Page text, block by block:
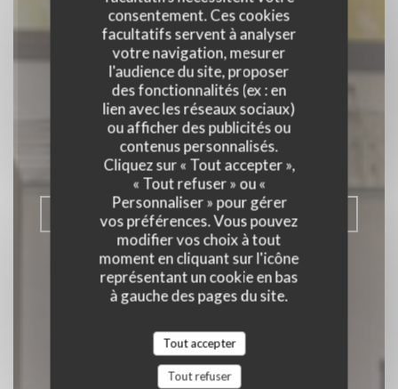
consentement. Ces cookies
facultatifs servent à analyser
votre navigation, mesurer
l'audience du site, proposer
des fonctionnalités (ex : en
lien avec les réseaux sociaux)
ou afficher des publicités ou
contenus personnalisés.
Cliquez sur « Tout accepter »,
« Tout refuser » ou «
Personnaliser » pour gérer
vos préférences. Vous pouvez
modifier vos choix à tout
moment en cliquant sur l'icône
représentant un cookie en bas
à gauche des pages du site.
Tout accepter
Tout refuser
C'est bon c'est belge
RESTAURANT TRADITIONNEL
BRUXELLES
RÉSERVER